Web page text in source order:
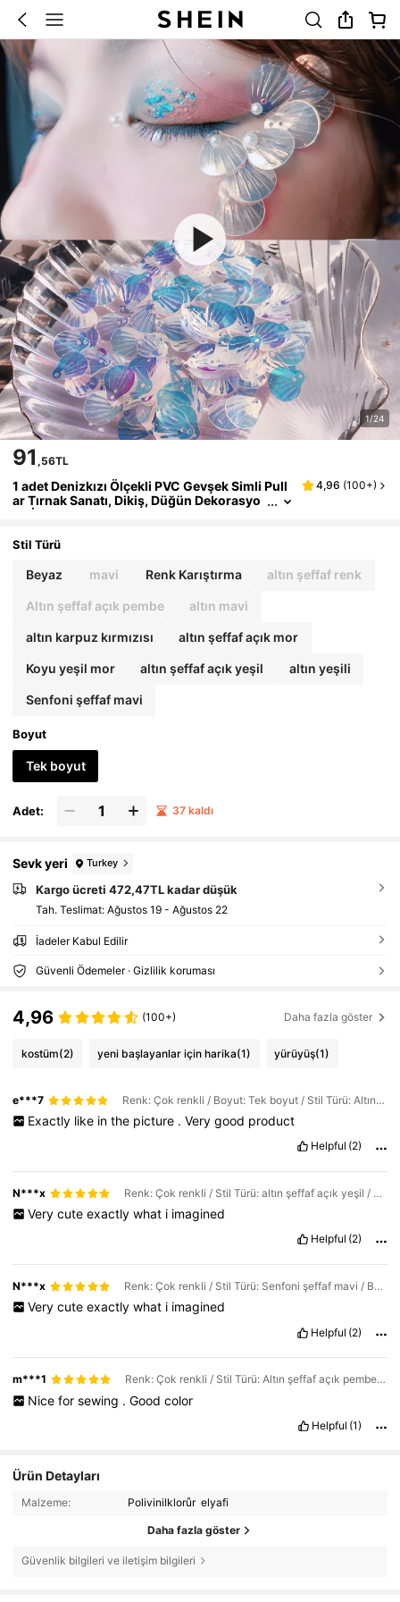
1/24
91 ,56TL
1 adet Denizkızı Ölçekli PVC Gevşek Simli Pull
ar Tırnak Sanatı, Dikiş, Düğün Dekorasyo
nu İçin, Yaklaşık 12g/120 adet, Kendin Yap
skalya İçin Uygundur
4,96 (100+)
Stil Türü
Beyaz mavi Renk Karıştırma altın şeffaf renk
Altın şeffaf açık pembe altın mavi
altın karpuz kırmızısı altın şeffaf açık mor
Koyu yeşil mor altın şeffaf açık yeşil altın yeşili
Senfoni şeffaf mavi
Boyut
Tek boyut
Adet: 37 kaldı
Sevk yeri Turkey
Kargo ücreti 472,47TL kadar düşük
Tah. Teslimat: Ağustos 19 - Ağustos 22
İadeler Kabul Edilir
Güvenli Ödemeler · Gizlilik koruması
4,96 (100+) Daha fazla göster
kostüm(2) yeni başlayanlar için harika(1) yürüyüş(1)
e***7 Renk: Çok renkli / Boyut: Tek boyut / Stil Türü: Altın şeffaf açık pembe
Exactly like in the picture . Very good product
Helpful (2)
N***x Renk: Çok renkli / Stil Türü: altın şeffaf açık yeşil / Boyut: Tek boyut
Very cute exactly what i imagined
Helpful (2)
N***x Renk: Çok renkli / Stil Türü: Senfoni şeffaf mavi / Boyut: Tek boyut
Very cute exactly what i imagined
Helpful (2)
m***1 Renk: Çok renkli / Stil Türü: Altın şeffaf açık pembe / Boyut: Tek boyut
Nice for sewing . Good color
Helpful (1)
Ürün Detayları
Malzeme: Polivinilklorůr elyafi
Daha fazla göster
Güvenlik bilgileri ve iletişim bilgileri